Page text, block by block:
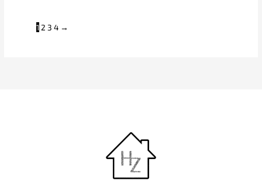
1 2 3 4 →